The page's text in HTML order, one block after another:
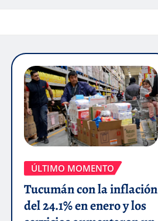
ÚLTIMO MOMENTO
Tucumán con la inflación
del 24.1% en enero y los